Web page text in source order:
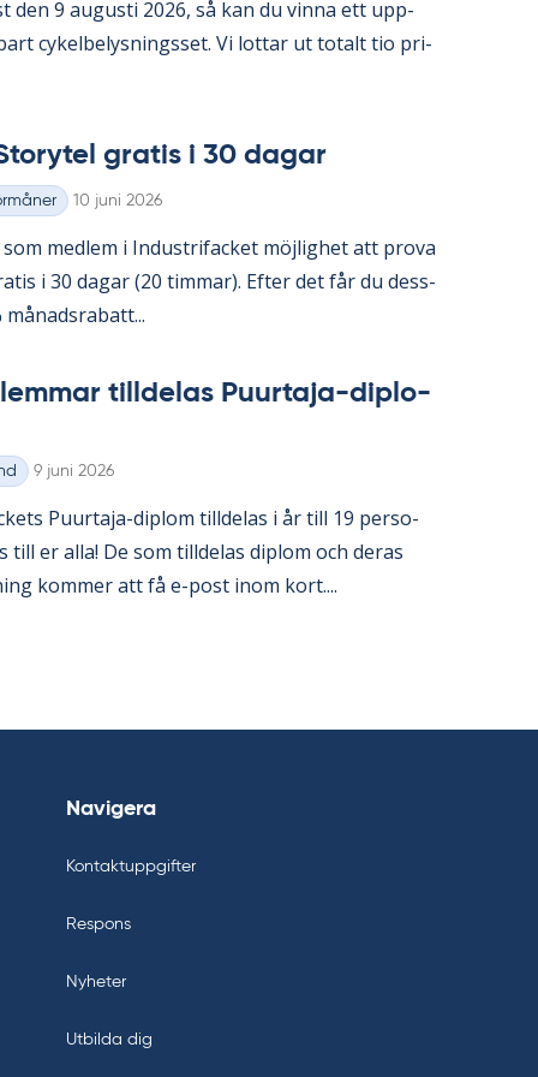
den 9 au­gusti 2026, så kan du vin­na ett upp­
cy­kel­be­lys­nings­set. Vi lot­tar ut to­talt tio pri­
gra­tis i 30 da­gar
Skriven
10 juni 2026
med­lem i In­du­stri­fac­ket möj­lig­het att prova
i 30 da­gar (20 tim­mar). Ef­ter det får du dess­
må­nads­ra­ba­tt...
till­de­las Pu­ur­ta­ja-di­plo­
Skriven
9 juni 2026
Pu­ur­ta­ja-diplom till­de­las i år till 19 per­so­
till er alla! De som till­de­las diplom och de­ras
kom­mer att få e-post inom kort....
Navigera
Kontaktuppgifter
Respons
Nyheter
Utbilda dig